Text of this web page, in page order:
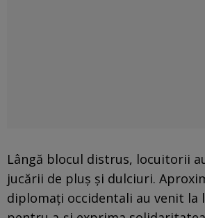
Lângă blocul distrus, locuitorii
jucării de pluș și dulciuri.
diplomați occidentali au venit la